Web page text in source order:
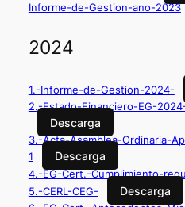
Informe-de-Gestion-ano-2023
2024
1.-Informe-de-Gestion-2024-
2.-Estado-Financiero-EG-
Descarga
3.-Acta-Asamblea-Ordinaria-
1
Descarga
4.-EG-Cert.-Cumplimiento-
5.-CERL-CEG- Descarga